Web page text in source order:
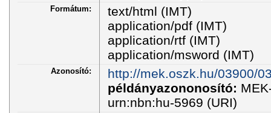
Formátum:
text/html (IMT)
application/pdf (IMT)
application/rtf (IMT)
application/msword (IMT)
Azonosító:
http://mek.oszk.hu/03900/
példányazononosító:
urn:nbn:hu-5969 (URI)